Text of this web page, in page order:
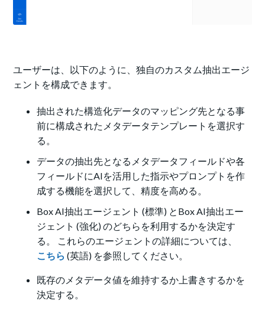
ユーザーは、以下のように、独自のカスタム抽出エージ
ェントを構成できます。
抽出された構造化データのマッピング先となる事
前に構成されたメタデータテンプレートを選択す
る。
データの抽出先となるメタデータフィールドや各
フィールドにAIを活用した指示やプロンプトを作
成する機能を選択して、精度を高める。
Box AI抽出エージェント (標準) とBox AI抽出エー
ジェント (強化) のどちらを利用するかを決定す
る。 これらのエージェントの詳細については、
こちら (英語) を参照してください。
既存のメタデータ値を維持するか上書きするかを
決定する。